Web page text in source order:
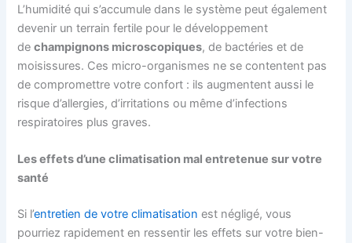
L’humidité qui s’accumule dans le système peut également
devenir un terrain fertile pour le développement
dechampignons microscopiques, de bactéries et de
moisissures. Ces micro-organismes ne se contentent pas
de compromettre votre confort : ils augmentent aussi le
risque d’allergies, d’irritations ou même d’infections
respiratoires plus graves.
Les effets d’une climatisation mal entretenue sur votre
santé
Si l’entretien de votre climatisation est négligé, vous
pourriez rapidement en ressentir les effets sur votre bien-